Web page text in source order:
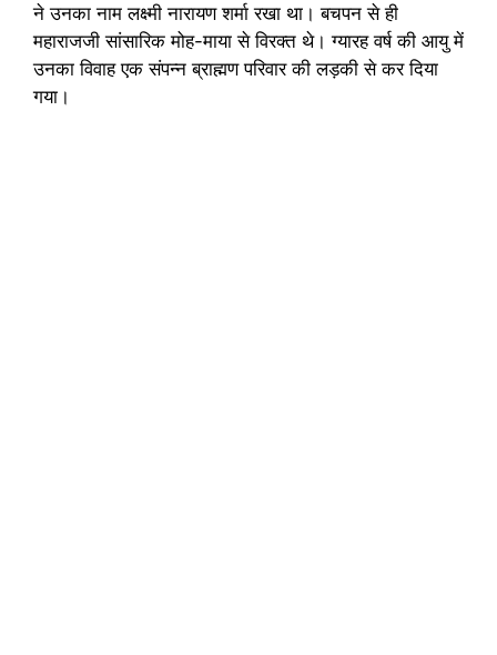
ने उनका नाम लक्ष्मी नारायण शर्मा रखा था। बचपन से ही
महाराजजी सांसारिक मोह-माया से विरक्त थे। ग्यारह वर्ष की आयु में
उनका विवाह एक संपन्न ब्राह्मण परिवार की लड़की से कर दिया
गया।